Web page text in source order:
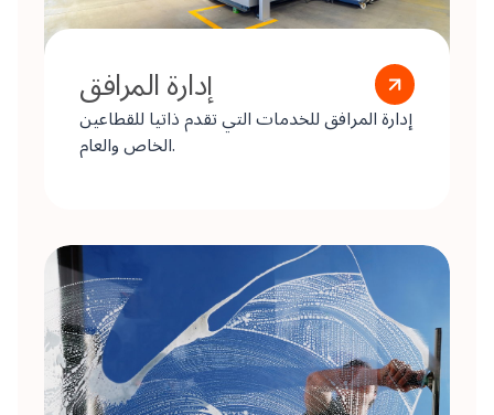
إدارة المرافق
إدارة المرافق للخدمات التي تقدم ذاتيا للقطاعين
الخاص والعام.